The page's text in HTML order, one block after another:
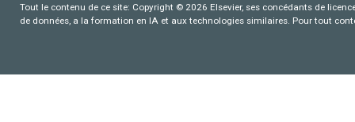
Tout le contenu de ce site: Copyright © 2026 Elsevier, ses concédants de
de données, a la formation en IA et aux technologies similaires. Pour tout